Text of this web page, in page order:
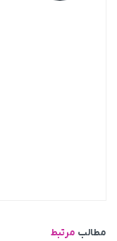
مطالب مرتبط